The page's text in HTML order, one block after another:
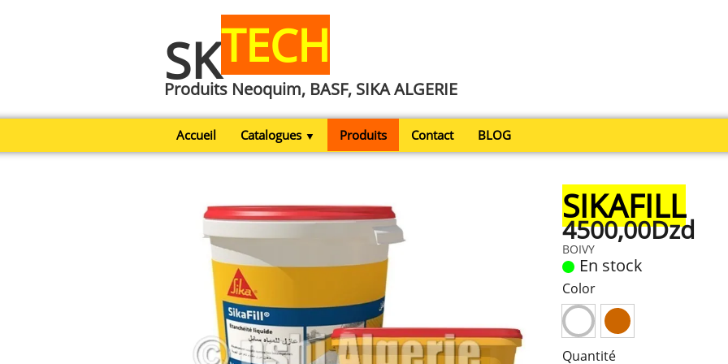
SKTECH
Produits Neoquim, BASF, SIKA ALGERIE
Accueil Catalogues ▼ Produits Contact BLOG
SIKAFILL
4500,00Dzd
BOIVY
En stock
Color
Quantité